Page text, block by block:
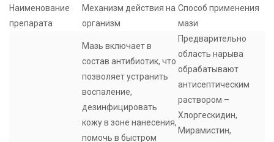
Наименование
препарата
Механизм действия на
организм
Способ применения
мази
Мазь включает в
состав антибиотик, что
позволяет устранить
воспаление,
дезинфицировать
кожу в зоне нанесения,
помочь в быстром
Предварительно
область нарыва
обрабатывают
антисептическим
раствором –
Хлоргескидин,
Мирамистин,